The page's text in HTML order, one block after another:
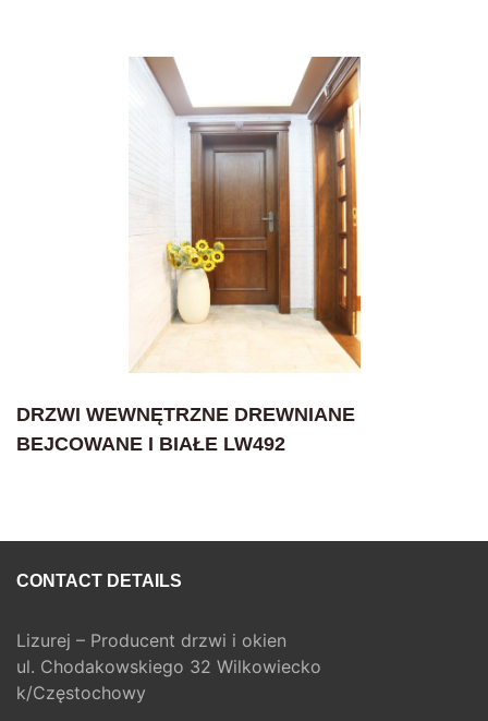
DRZWI WEWNĘTRZNE DREWNIANE
BEJCOWANE I BIAŁE LW492
CONTACT DETAILS
Lizurej – Producent drzwi i okien
ul. Chodakowskiego 32 Wilkowiecko
k/Częstochowy